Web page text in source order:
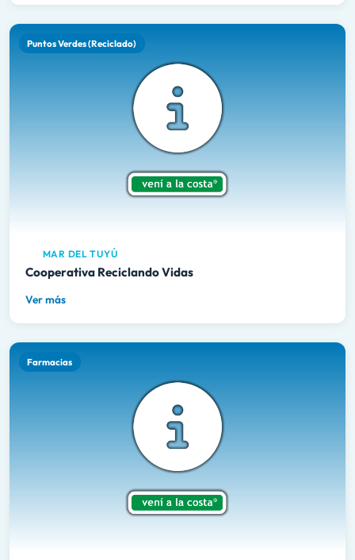
Puntos Verdes (Reciclado)
MAR DEL TUYÚ
Cooperativa Reciclando Vidas
Ver más
Farmacias